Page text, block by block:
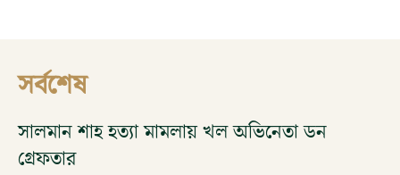
সর্বশেষ
সালমান শাহ হত্যা মামলায় খল অভিনেতা ডন
গ্রেফতার